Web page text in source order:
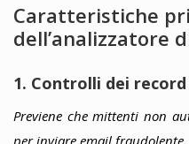
Caratteristiche
dell’analizzatore
1. Controlli dei record
Previene che mittenti non